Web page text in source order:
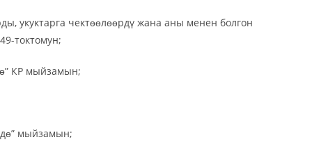
укуктарга чектɵɵлɵɵрдү жана аны менен болгон
токтомун;
КР мыйзамын;
мыйзамын;